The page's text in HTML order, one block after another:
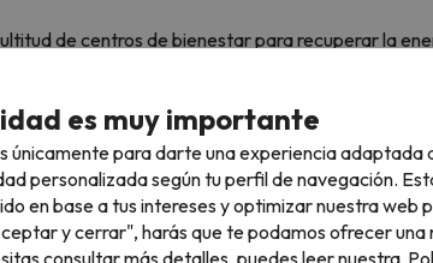
de centros de bienestar para recuperar la
puedes disfrutar en Zell am See - Kaprun
con niños?
See - Kaprun cuenta con una serie de
es muy importante
únicamente para darte una experiencia adaptada
personalizada según tu perfil de navegación.
en base a tus intereses y optimizar nuestra web
y cerrar", harás que te podamos ofrecer
consultar más detalles, puedes leer nuestra